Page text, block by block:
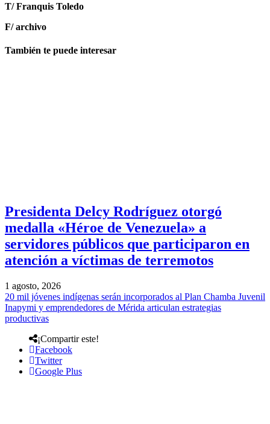
T/ Franquis Toledo
F/ archivo
También te puede interesar
Presidenta Delcy Rodríguez otorgó
medalla «Héroe de Venezuela» a
servidores públicos que participaron en
atención a víctimas de terremotos
1 agosto, 2026
20 mil jóvenes indígenas serán incorporados al Plan Chamba Juvenil
Inapymi y emprendedores de Mérida articulan estrategias
productivas
¡Compartir este!
Facebook
Twitter
Google Plus